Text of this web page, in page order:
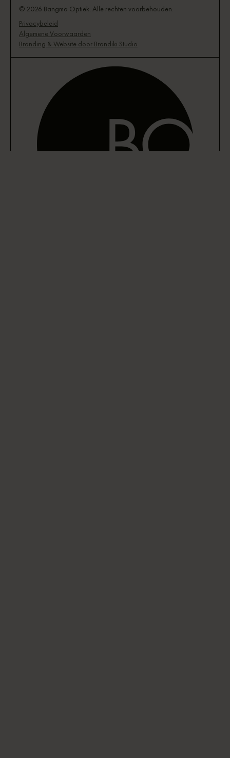
© 2026 Bangma Optiek. Alle rechten voorbehouden.
Privacybeleid
Algemene Voorwaarden
Branding & Website door Brandiki Studio